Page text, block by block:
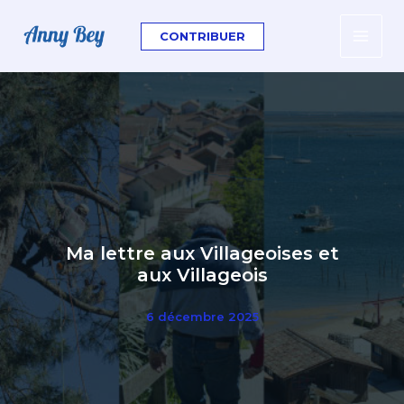
principal
CONTRIBUER
Ma lettre aux Villageoises et
aux Villageois
6 décembre 2025